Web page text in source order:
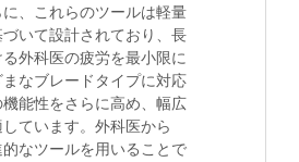
、これらのツールは軽量
いて設計されており、長
外科医の疲労を最小限に
なブレードタイプに対応
能性をさらに高め、幅広
ています。外科医から
なツールを用いることで